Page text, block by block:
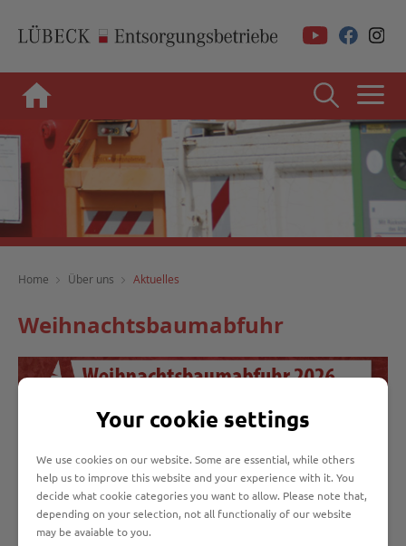
Home Über uns Aktuelles
Weihnachtsbaumabfuhr
Vom05.bis16. Januar 2026können die Weihnachtsbäume
(bis 2,5 Meter Länge) am Abfuhrtag der Biotonne gut
sichtbar und abgeschmückt bis 6 Uhr an die Straße gelegt
werden. Weihnachtsbäume, die auf privaten Grundstücken
Your cookie settings
We use cookies on our website. Some are essential, while others
help us to improve this website and your experience with it. You
decide what cookie categories you want to allow. Please note that,
depending on your selection, not all functionaliy of our website
may be avaiable to you.